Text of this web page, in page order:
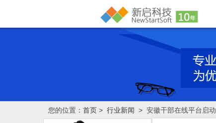
您的位置： 首页 > 行业新闻 > 安徽干部在线平台启动